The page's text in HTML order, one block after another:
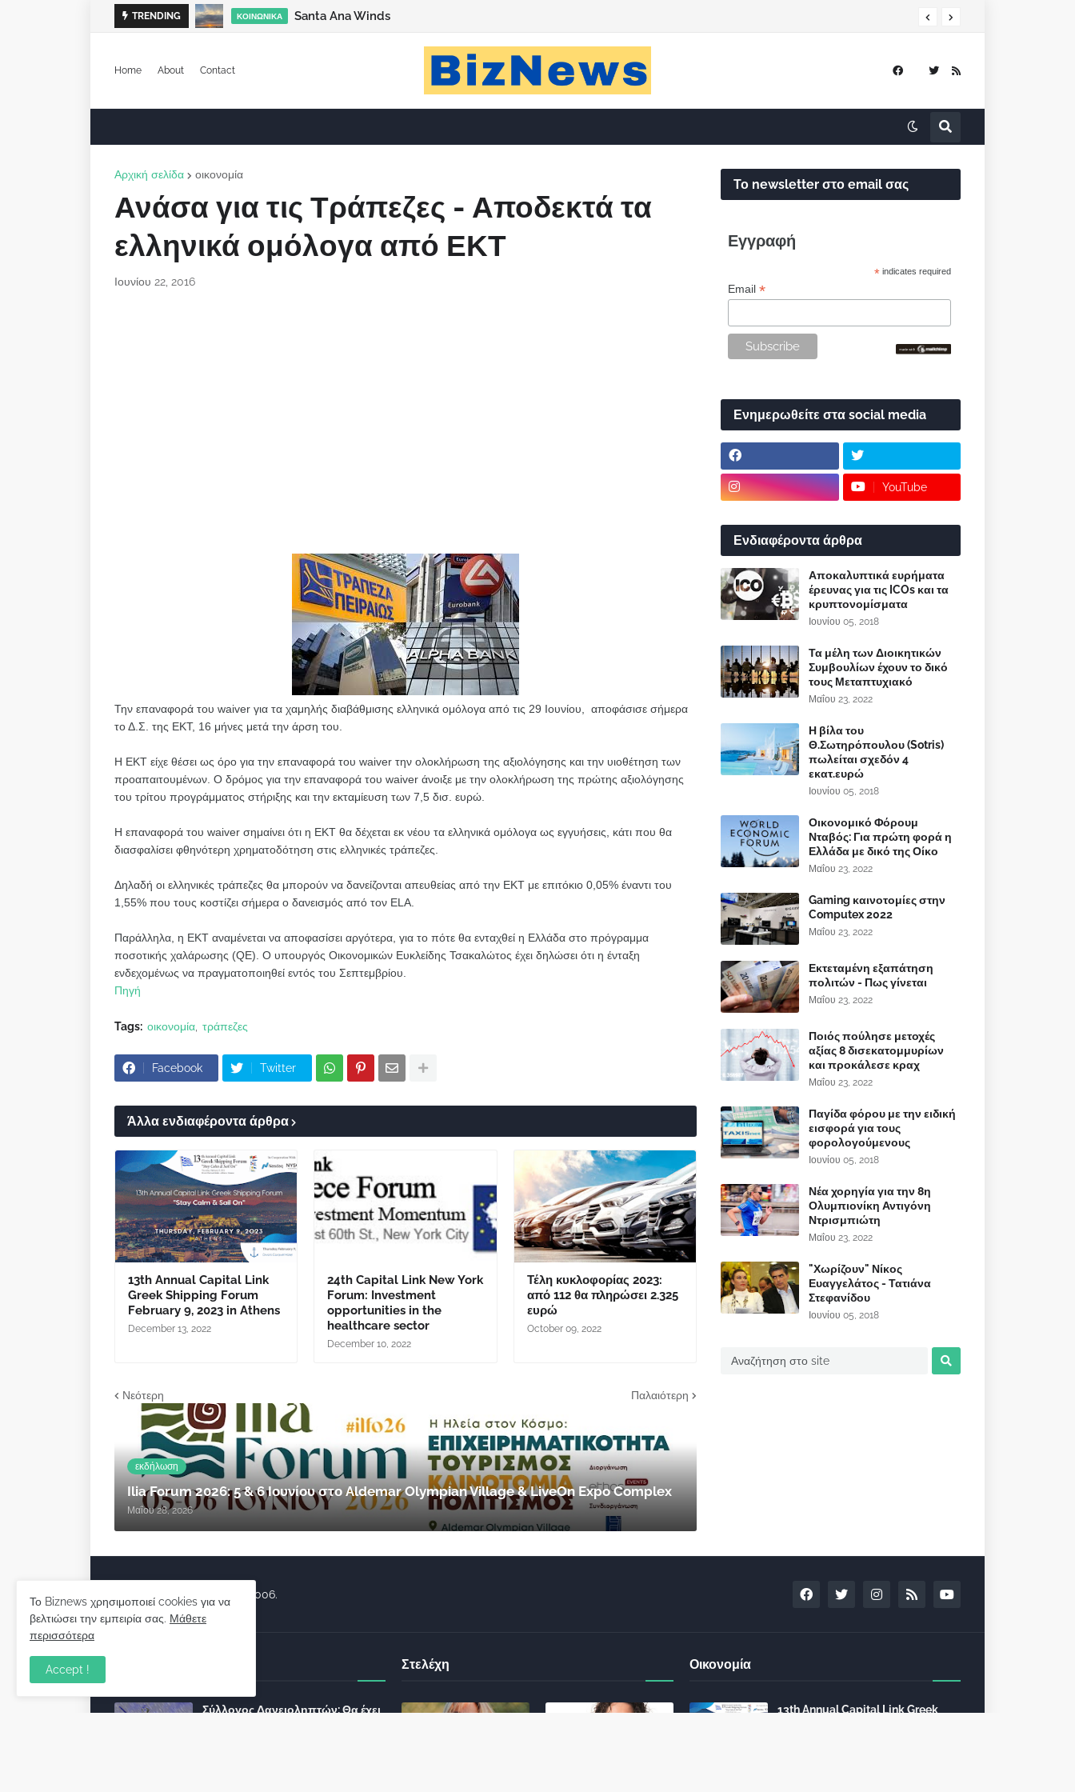
TRENDING ΚΟΙΝΩΝΙΚΆ Santa Ana Winds
Home About Contact
Αρχική σελίδα οικονομία
Ανάσα για τις Τράπεζες - Αποδεκτά τα
ελληνικά ομόλογα από ΕΚΤ
Ιουνίου 22, 2016
Την επαναφορά του waiver για τα χαμηλής διαβάθμισης ελληνικά ομόλογα από τις 29 Ιουνίου, αποφάσισε σήμερα
το Δ.Σ. της ΕΚΤ, 16 μήνες μετά την άρση του.
Η ΕΚΤ είχε θέσει ως όρο για την επαναφορά του waiver την ολοκλήρωση της αξιολόγησης και την υιοθέτηση των
προαπαιτουμένων. Ο δρόμος για την επαναφορά του waiver άνοιξε με την ολοκλήρωση της πρώτης αξιολόγησης
του τρίτου προγράμματος στήριξης και την εκταμίευση των 7,5 δισ. ευρώ.
Η επαναφορά του waiver σημαίνει ότι η ΕΚΤ θα δέχεται εκ νέου τα ελληνικά ομόλογα ως εγγυήσεις, κάτι που θα
διασφαλίσει φθηνότερη χρηματοδότηση στις ελληνικές τράπεζες.
Δηλαδή οι ελληνικές τράπεζες θα μπορούν να δανείζονται απευθείας από την ΕΚΤ με επιτόκιο 0,05% έναντι του
1,55% που τους κοστίζει σήμερα ο δανεισμός από τον ELA.
Παράλληλα, η ΕΚΤ αναμένεται να αποφασίσει αργότερα, για το πότε θα ενταχθεί η Ελλάδα στο πρόγραμμα
ποσοτικής χαλάρωσης (QE). Ο υπουργός Οικονομικών Ευκλείδης Τσακαλώτος έχει δηλώσει ότι η ένταξη
ενδεχομένως να πραγματοποιηθεί εντός του Σεπτεμβρίου.
Πηγή
Tags: οικονομία τράπεζες
Facebook Twitter
Άλλα ενδιαφέροντα άρθρα
13th Annual Capital Link
Greek Shipping Forum
February 9, 2023 in Athens
December 13, 2022
24th Capital Link New York
Forum: Investment
opportunities in the
healthcare sector
December 10, 2022
Τέλη κυκλοφορίας 2023:
από 112 θα πληρώσει 2.325
ευρώ
October 09, 2022
Νεότερη Παλαιότερη
εκδήλωση
Ilia Forum 2026: 5 & 6 Ιουνίου στο Aldemar Olympian Village & LiveOn Expo Complex
Μαΐου 28, 2026
Το newsletter στο email σας
Εγγραφή
* indicates required
Email *
Ενημερωθείτε στα social media
YouTube
Ενδιαφέροντα άρθρα
Αποκαλυπτικά ευρήματα
έρευνας για τις ICOs και τα
κρυπτονομίσματα
Ιουνίου 05, 2018
Τα μέλη των Διοικητικών
Συμβουλίων έχουν το δικό
τους Μεταπτυχιακό
Μαΐου 23, 2022
Η βίλα του
Θ.Σωτηρόπουλου (Sotris)
πωλείται σχεδόν 4
εκατ.ευρώ
Ιουνίου 05, 2018
Οικονομικό Φόρουμ
Νταβός: Για πρώτη φορά η
Ελλάδα με δικό της Οίκο
Μαΐου 23, 2022
Gaming καινοτομίες στην
Computex 2022
Μαΐου 23, 2022
Εκτεταμένη εξαπάτηση
πολιτών - Πως γίνεται
Μαΐου 23, 2022
Ποιός πούλησε μετοχές
αξίας 8 δισεκατομμυρίων
και προκάλεσε κραχ
Μαΐου 23, 2022
Παγίδα φόρου με την ειδική
εισφορά για τους
φορολογούμενους
Ιουνίου 05, 2018
Νέα χορηγία για την 8η
Ολυμπιονίκη Αντιγόνη
Ντρισμπιώτη
Μαΐου 23, 2022
"Χωρίζουν" Νίκος
Ευαγγελάτος - Τατιάνα
Στεφανίδου
Ιουνίου 05, 2018
Biznews από το 2006.
Σύλλογος Δανειοληπτών: Θα έχει
Στελέχη Οικονομία
13th Annual Capital Link Greek
Το Biznews χρησιμοποιεί cookies για να
βελτιώσει την εμπειρία σας. Μάθετε
περισσότερα
Accept !